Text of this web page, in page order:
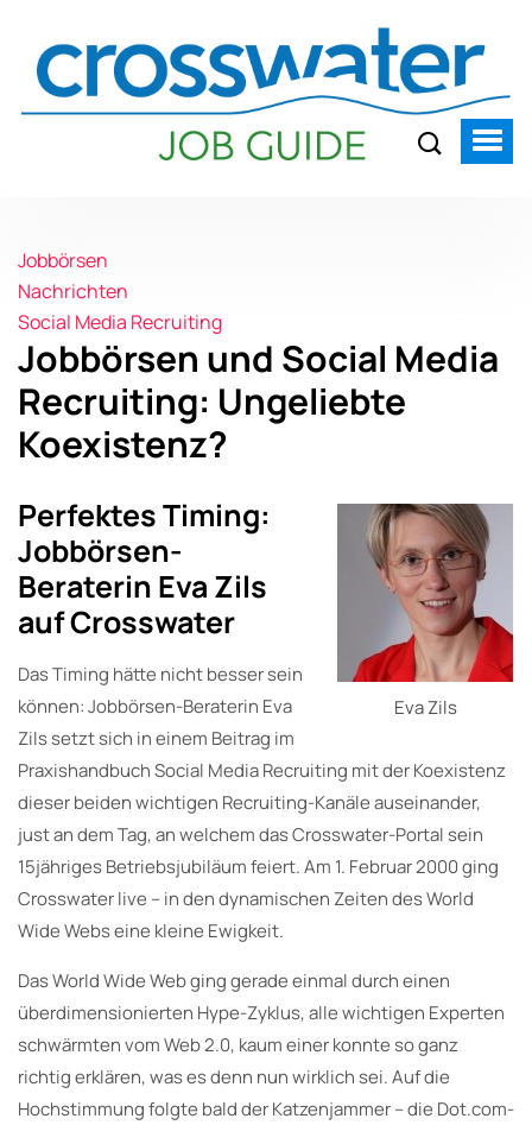
Jobbörsen
Nachrichten
Social Media Recruiting
Jobbörsen und Social Media
Recruiting: Ungeliebte
Koexistenz?
Eva Zils
Perfektes Timing:
Jobbörsen-
Beraterin Eva Zils
auf Crosswater
Das Timing hätte nicht besser sein
können: Jobbörsen-Beraterin Eva
Zils setzt sich in einem Beitrag im
Praxishandbuch Social Media Recruiting mit der Koexistenz
dieser beiden wichtigen Recruiting-Kanäle auseinander,
just an dem Tag, an welchem das Crosswater-Portal sein
15jähriges Betriebsjubiläum feiert. Am 1. Februar 2000 ging
Crosswater live – in den dynamischen Zeiten des World
Wide Webs eine kleine Ewigkeit.
Das World Wide Web ging gerade einmal durch einen
überdimensionierten Hype-Zyklus, alle wichtigen Experten
schwärmten vom Web 2.0, kaum einer konnte so ganz
richtig erklären, was es denn nun wirklich sei. Auf die
Hochstimmung folgte bald der Katzenjammer – die Dot.com-